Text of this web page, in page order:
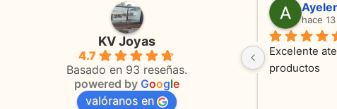
KV Joyas
4.7
Basado en 93 reseñas.
powered by Google
valóranos en
Adriana Ghisoli
hace 3 meses
Muy buena atención, con amabilidad y
orientaciones convenientes
hace 4
Excelente
en todo